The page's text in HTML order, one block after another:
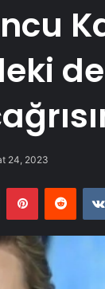
24, 2023
Tumblr Pinterest